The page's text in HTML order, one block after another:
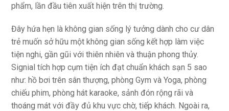
phẩm, lần đầu tiên xuất hiện trên thị trường.
Đây hứa hẹn là không gian sống lý tưởng dành cho cư dân
trẻ muốn sở hữu một không gian sống kết hợp làm việc
tiện nghi, gần gũi với thiên nhiên và thuận phong thủy.
Signial tích hợp cụm tiện ích đạt chuẩn khách sạn 5 sao
như: hồ bơi trên sân thượng, phòng Gym và Yoga, phòng
chiếu phim, phòng hát karaoke, sảnh đón rộng rãi và
thoáng mát với đầy đủ khu vực chờ, tiếp khách. Ngoài ra,